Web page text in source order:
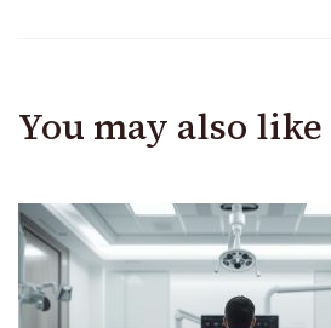
You may also like